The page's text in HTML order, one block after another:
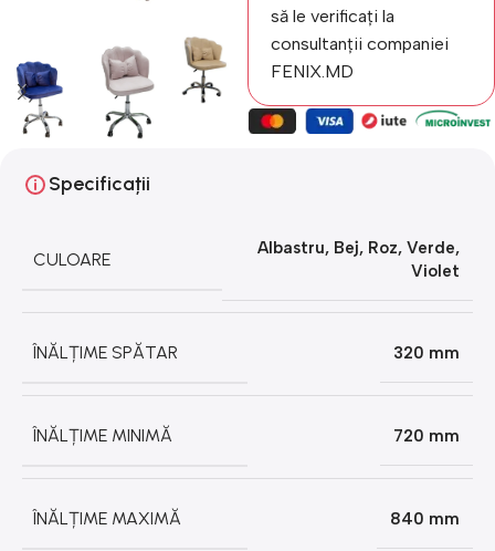
să le verificați la
consultanții companiei
FENIX.MD
Specificații
CULOARE
Albastru, Bej, Roz, Verde,
Violet
ÎNĂLȚIME SPĂTAR 320 mm
ÎNĂLȚIME MINIMĂ 720 mm
ÎNĂLȚIME MAXIMĂ 840 mm